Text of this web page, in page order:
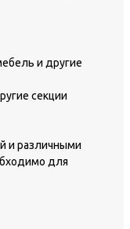
и другие
секции
и различными
для